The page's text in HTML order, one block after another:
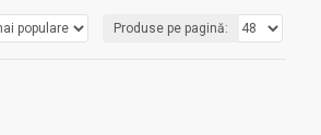
Produse pe pagină: